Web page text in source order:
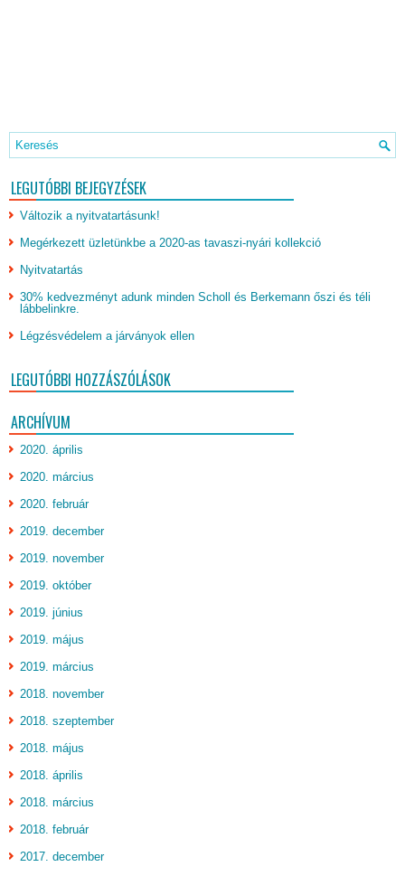
LEGUTÓBBI BEJEGYZÉSEK
Változik a nyitvatartásunk!
Megérkezett üzletünkbe a 2020-as tavaszi-nyári kollekció
Nyitvatartás
30% kedvezményt adunk minden Scholl és Berkemann őszi és téli
lábbelinkre.
Légzésvédelem a járványok ellen
LEGUTÓBBI HOZZÁSZÓLÁSOK
ARCHÍVUM
2020. április
2020. március
2020. február
2019. december
2019. november
2019. október
2019. június
2019. május
2019. március
2018. november
2018. szeptember
2018. május
2018. április
2018. március
2018. február
2017. december